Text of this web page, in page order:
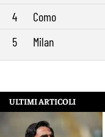
4
Como
5
Milan
ULTIMI ARTICOLI